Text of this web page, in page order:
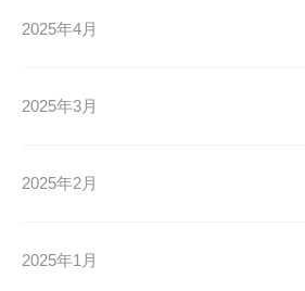
2025年4月
2025年3月
2025年2月
2025年1月